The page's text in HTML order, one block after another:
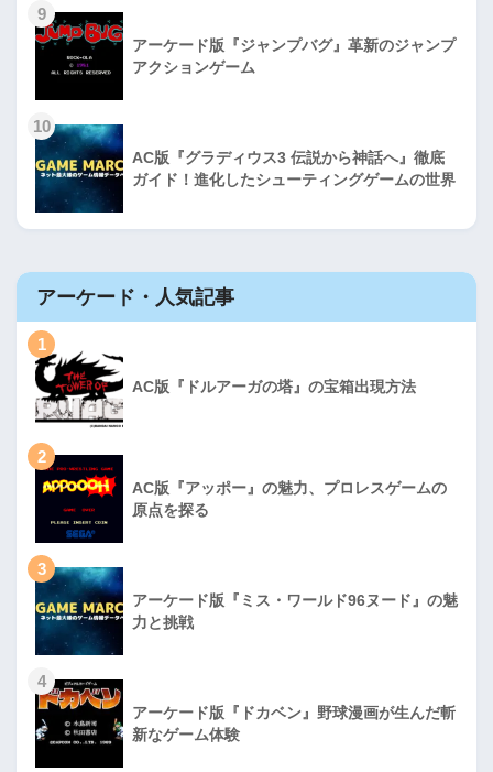
9
アーケード版『ジャンプバグ』革新のジャンプ
アクションゲーム
10
AC版『グラディウス3 伝説から神話へ』徹底
ガイド！進化したシューティングゲームの世界
アーケード・人気記事
1
AC版『ドルアーガの塔』の宝箱出現方法
2
AC版『アッポー』の魅力、プロレスゲームの
原点を探る
3
アーケード版『ミス・ワールド96ヌード』の魅
力と挑戦
4
アーケード版『ドカベン』野球漫画が生んだ斬
新なゲーム体験